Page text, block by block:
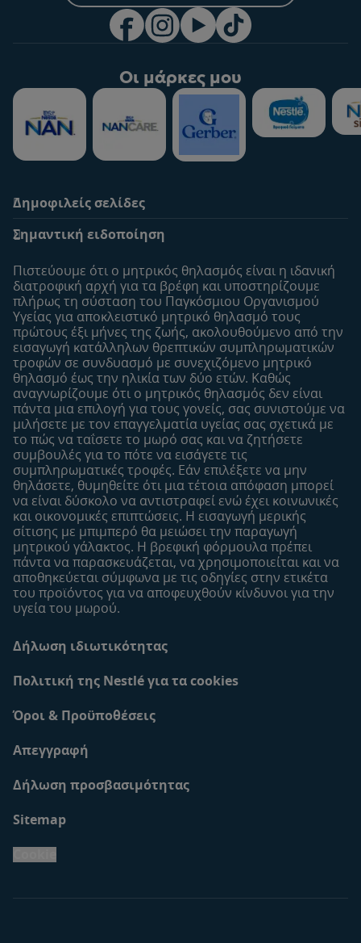
Οι μάρκες μου
Δημοφιλείς σελίδες
Οι Ειδικοί μας
Συχνές ερωτήσεις
Αναζήτηση
Επικοινώνησε μαζί μας
Σχετικά με εμάς
Η σελίδα μου
Το προφίλ μου
Είσοδος/Εγγραφή
Προϊόντα
Εύρεση προϊόντος
Οι μάρκες μου
Εύρεση καταστήματος
Δείγματα
Σημαντική ειδοποίηση
Πιστεύουμε ότι ο μητρικός θηλασμός είναι η ιδανική
διατροφική αρχή για τα βρέφη και υποστηρίζουμε
πλήρως τη σύσταση του Παγκόσμιου Οργανισμού
Υγείας για αποκλειστικό μητρικό θηλασμό τους
πρώτους έξι μήνες της ζωής, ακολουθούμενo από την
εισαγωγή κατάλληλων θρεπτικών συμπληρωματικών
τροφών σε συνδυασμό με συνεχιζόμενο μητρικό
θηλασμό έως την ηλικία των δύο ετών. Καθώς
αναγνωρίζουμε ότι ο μητρικός θηλασμός δεν είναι
πάντα μια επιλογή για τους γονείς, σας συνιστούμε να
μιλήσετε με τον επαγγελματία υγείας σας σχετικά με
το πώς να ταΐσετε το μωρό σας και να ζητήσετε
συμβουλές για το πότε να εισάγετε τις
συμπληρωματικές τροφές. Εάν επιλέξετε να μην
θηλάσετε, θυμηθείτε ότι μια τέτοια απόφαση μπορεί
να είναι δύσκολο να αντιστραφεί ενώ έχει κοινωνικές
και οικονομικές επιπτώσεις. Η εισαγωγή μερικής
σίτισης με μπιμπερό θα μειώσει την παραγωγή
μητρικού γάλακτος. Η βρεφική φόρμουλα πρέπει
πάντα να παρασκευάζεται, να χρησιμοποιείται και να
αποθηκεύεται σύμφωνα με τις οδηγίες στην ετικέτα
του προϊόντος για να αποφευχθούν κίνδυνοι για την
υγεία του μωρού.
Δήλωση ιδιωτικότητας
Πολιτική της Nestlé για τα cookies
Όροι & Προϋποθέσεις
Απεγγραφή
Δήλωση προσβασιμότητας
Sitemap